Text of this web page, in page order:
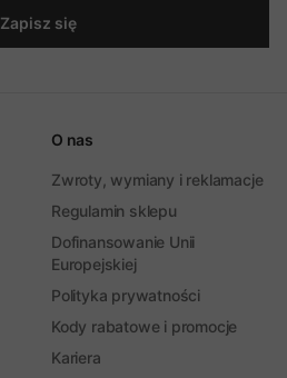
Zapisz się
O nas
Zwroty, wymiany i reklamacje
Regulamin sklepu
Dofinansowanie Unii
Europejskiej
Polityka prywatności
Kody rabatowe i promocje
Kariera